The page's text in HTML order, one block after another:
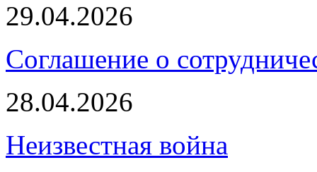
29.04.2026
Соглашение о
28.04.2026
Неизвестная война